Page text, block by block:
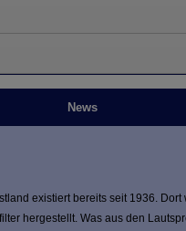
News
existiert bereits seit 1936. Dort
hergestellt. Was aus den